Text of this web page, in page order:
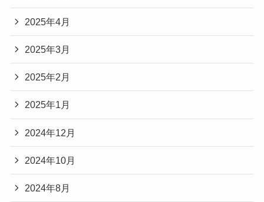
2025年4月
2025年3月
2025年2月
2025年1月
2024年12月
2024年10月
2024年8月